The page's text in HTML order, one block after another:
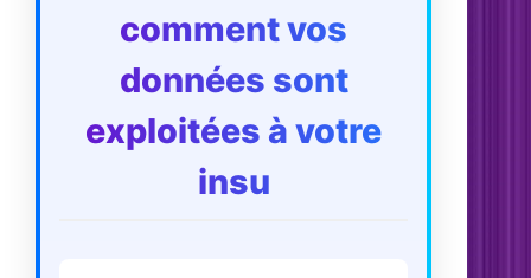
comment vos
données sont
exploitées à votre
insu